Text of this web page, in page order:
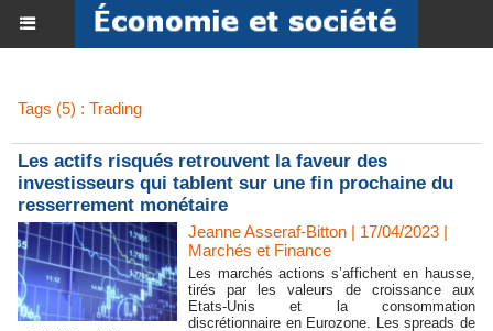
Tags (5) : Trading
Les actifs risqués retrouvent la faveur des
investisseurs qui tablent sur une fin prochaine du
resserrement monétaire
Jeanne Asseraf-Bitton | 17/04/2023 |
Marchés et Finance
Les marchés actions s’affichent en hausse,
tirés par les valeurs de croissance aux
Etats-Unis et la consommation
discrétionnaire en Eurozone. Les spreads de